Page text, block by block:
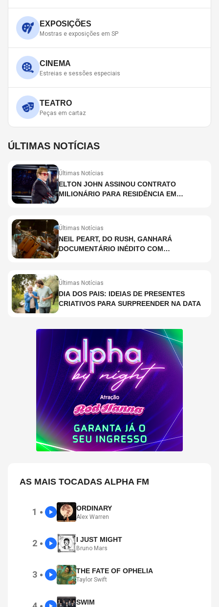
EXPOSIÇÕES
Mostras e exposições em SP
CINEMA
Estreias e sessões especiais
TEATRO
Peças em cartaz
ÚLTIMAS NOTÍCIAS
Últimas Notícias
ELTON JOHN ASSINOU CONTRATO
MILIONÁRIO PARA RESIDÊNCIA EM
Últimas Notícias
NEIL PEART, DO RUSH, GANHARÁ
DOCUMENTÁRIO INÉDITO COM
Últimas Notícias
DIA DOS PAIS: IDEIAS DE PRESENTES
CRIATIVOS PARA SURPREENDER NA DATA
AS MAIS TOCADAS ALPHA FM
1 ● ORDINARY
Alex Warren
2 ● I JUST MIGHT
Bruno Mars
3 ● THE FATE OF OPHELIA
Taylor Swift
SWIM